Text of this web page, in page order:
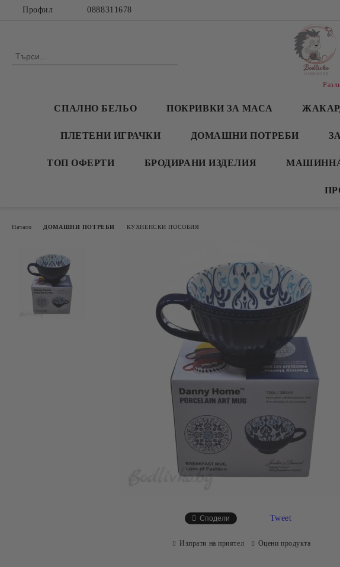
Профил 0888311678
СПАЛНО БЕЛЬО ПОКРИВКИ ЗА МАСА
ПЛЕТЕНИ ИГРАЧКИ ДОМАШНИ ПОТРЕБИ
ТОП ОФЕРТИ БРОДИРАНИ ИЗДЕЛИЯ
Начало ДОМАШНИ ПОТРЕБИ КУХНЕНСКИ ПОСОБИЯ
Сподели Tweet
Изпрати на приятел Оцени продукта